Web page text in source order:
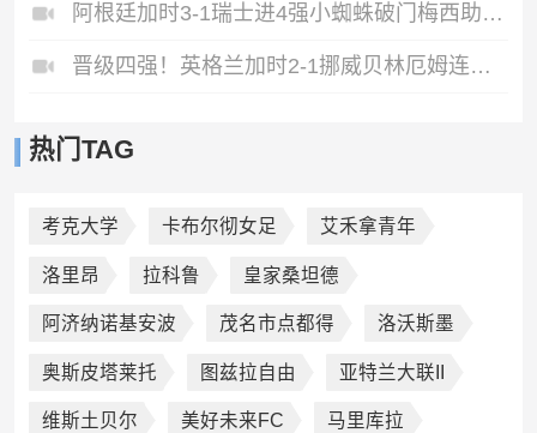
阿根廷加时3-1瑞士进4强小蜘蛛破门梅西助攻麦卡恩博洛假摔染红
晋级四强！英格兰加时2-1挪威贝林厄姆连场双响谢尔德鲁普破门
热门TAG
考克大学 卡布尔彻女足 艾禾拿青年
洛里昂 拉科鲁 皇家桑坦德
阿济纳诺基安波 茂名市点都得 洛沃斯墨
奥斯皮塔莱托 图兹拉自由 亚特兰大联II
维斯土贝尔 美好未来FC 马里库拉